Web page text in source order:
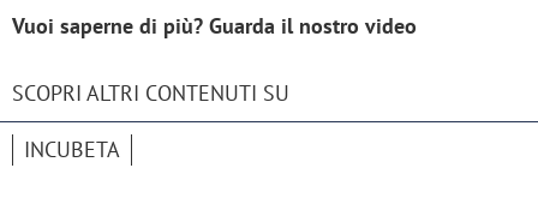
Vuoi saperne di più? Guarda il nostro video
SCOPRI ALTRI CONTENUTI SU
INCUBETA